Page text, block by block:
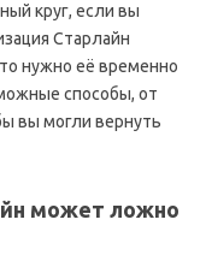
круг, если вы
Старлайн
нужно её временно
способы, от
вы могли вернуть
может ложно